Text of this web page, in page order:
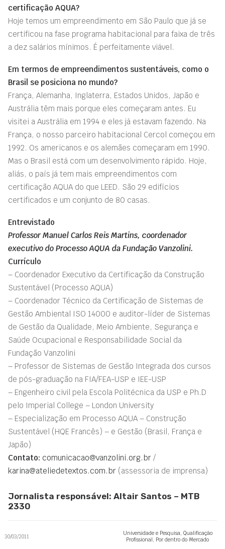
certificação AQUA?
Hoje temos um empreendimento em São Paulo que já se
certificou na fase programa habitacional para faixa de três
a dez salários mínimos. É perfeitamente viável.
Em termos de empreendimentos sustentáveis, como o
Brasil se posiciona no mundo?
França, Alemanha, Inglaterra, Estados Unidos, Japão e
Austrália têm mais porque eles começaram antes. Eu
visitei a Austrália em 1994 e eles já estavam fazendo. Na
França, o nosso parceiro habitacional Cercol começou em
1992. Os americanos e os alemães começaram em 1990.
Mas o Brasil está com um desenvolvimento rápido. Hoje,
aliás, o país já tem mais empreendimentos com
certificação AQUA do que LEED. São 29 edifícios
certificados e um conjunto de 80 casas.
Entrevistado
Professor Manuel Carlos Reis Martins, coordenador
executivo do Processo AQUA da Fundação Vanzolini.
Currículo
– Coordenador Executivo da Certificação da Construção
Sustentável (Processo AQUA)
– Coordenador Técnico da Certificação de Sistemas de
Gestão Ambiental ISO 14000 e auditor-líder de Sistemas
de Gestão da Qualidade, Meio Ambiente, Segurança e
Saúde Ocupacional e Responsabilidade Social da
Fundação Vanzolini
– Professor de Sistemas de Gestão Integrada dos cursos
de pós-graduação na FIA/FEA-USP e IEE-USP
– Engenheiro civil pela Escola Politécnica da USP e Ph.D
pelo Imperial College – London University
– Especialização em Processo AQUA – Construção
Sustentável (HQE Francês) – e Gestão (Brasil, França e
Japão)
Contato: comunicacao@vanzolini.org.br /
karina@ateliedetextos.com.br (assessoria de imprensa)
Jornalista responsável: Altair Santos – MTB
2330
30/03/2011 Universidade e Pesquisa, Qualificação
Profissional, Por dentro do Mercado